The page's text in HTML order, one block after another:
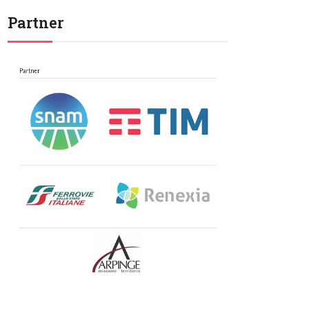
Partner